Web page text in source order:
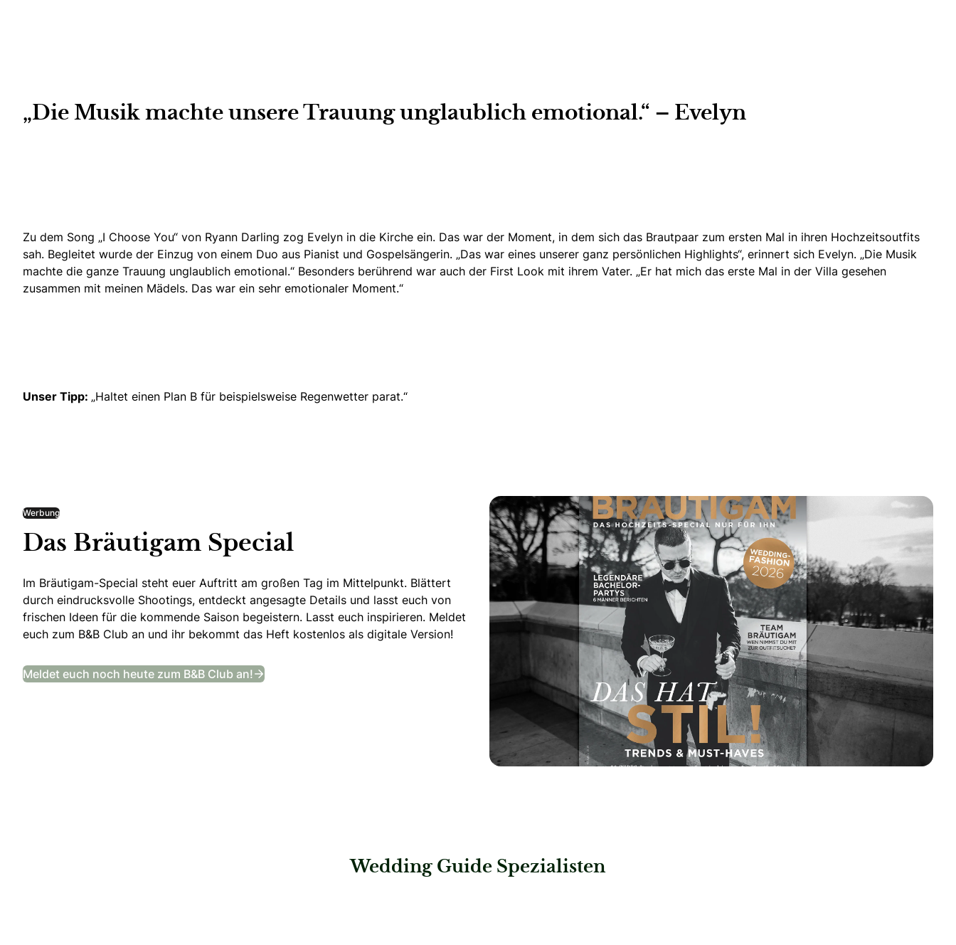
„Die Musik machte unsere Trauung unglaublich emotional.“ – Evelyn
Zu dem Song „I Choose You“ von Ryann Darling zog Evelyn in die Kirche ein. Das war der Moment, in dem sich das Brautpaar zum ersten Mal in ihren Hochzeitsoutfits
sah. Begleitet wurde der Einzug von einem Duo aus Pianist und Gospelsängerin. „Das war eines unserer ganz persönlichen Highlights“, erinnert sich Evelyn. „Die Musik
machte die ganze Trauung unglaublich emotional.“ Besonders berührend war auch der First Look mit ihrem Vater. „Er hat mich das erste Mal in der Villa gesehen
zusammen mit meinen Mädels. Das war ein sehr emotionaler Moment.“
Unser Tipp: „Haltet einen Plan B für beispielsweise Regenwetter parat.“
Werbung
Das Bräutigam Special
Im Bräutigam-Special steht euer Auftritt am großen Tag im Mittelpunkt. Blättert
durch eindrucksvolle Shootings, entdeckt angesagte Details und lasst euch von
frischen Ideen für die kommende Saison begeistern. Lasst euch inspirieren. Meldet
euch zum B&B Club an und ihr bekommt das Heft kostenlos als digitale Version!
Meldet euch noch heute zum B&B Club an!
Wedding Guide Spezialisten